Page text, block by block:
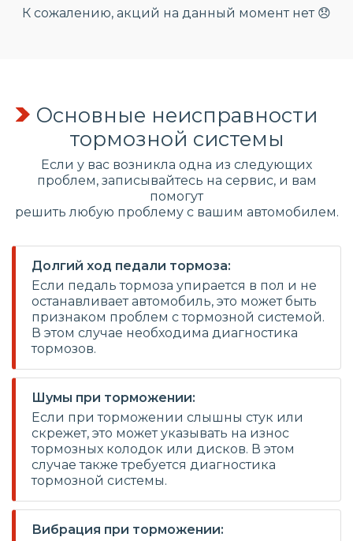
К сожалению, акций на данный момент нет 😞
Основные неисправности
тормозной системы
Если у вас возникла одна из следующих
проблем, записывайтесь на сервис, и вам
помогут
решить любую проблему с вашим автомобилем.
Долгий ход педали тормоза:
Если педаль тормоза упирается в пол и не
останавливает автомобиль, это может быть
признаком проблем с тормозной системой.
В этом случае необходима диагностика
тормозов.
Шумы при торможении:
Если при торможении слышны стук или
скрежет, это может указывать на износ
тормозных колодок или дисков. В этом
случае также требуется диагностика
тормозной системы.
Вибрация при торможении: